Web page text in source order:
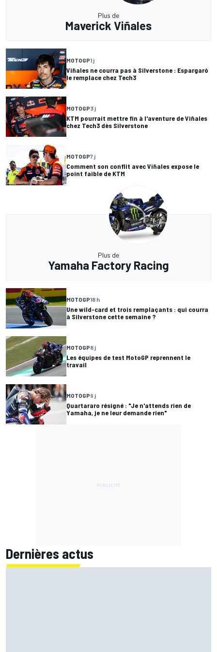
Plus de
Maverick Viñales
MOTOGP1 j
Viñales ne courra pas à Silverstone : Espargaró
le remplace chez Tech3
MOTOGP3 j
KTM pourrait mettre fin à l'aventure de Viñales
chez Tech3 dès Silverstone
MOTOGP7 j
Comment son conflit avec Viñales expose le
point faible de KTM
Plus de
Yamaha Factory Racing
MOTOGP18 h
Une wild-card et trois remplaçants : qui courra
à Silverstone cette semaine ?
MOTOGP8 j
Les équipes de test MotoGP reprennent le
travail
MOTOGP9 j
Quartararo résigné : "Je n'attends rien de
Yamaha, je ne leur demande rien"
Dernières actus